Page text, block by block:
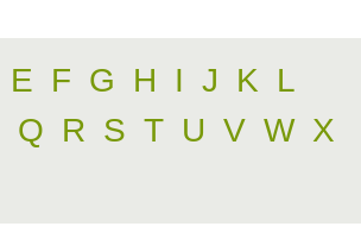
E F G H I J K L
Q R S T U V W X